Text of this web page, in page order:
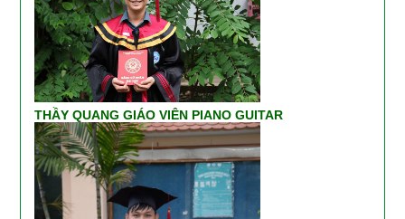
THẦY QUANG GIÁO VIÊN PIANO GUITAR